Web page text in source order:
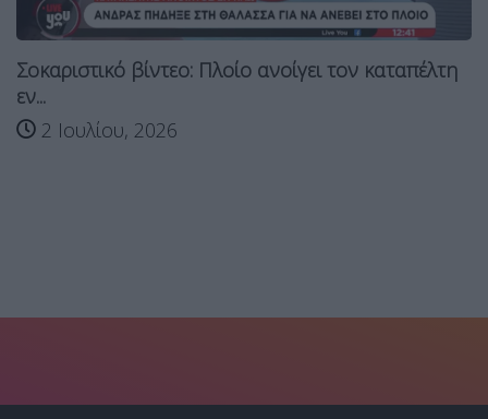
Σοκαριστικό βίντεο: Πλοίο ανοίγει τον καταπέλτη
εν...
2 Ιουλίου, 2026